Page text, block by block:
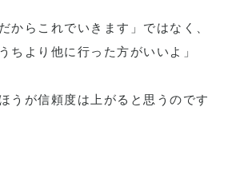
からこれでいきます」ではなく、
ちより他に行った方がいいよ」
うが信頼度は上がると思うのです